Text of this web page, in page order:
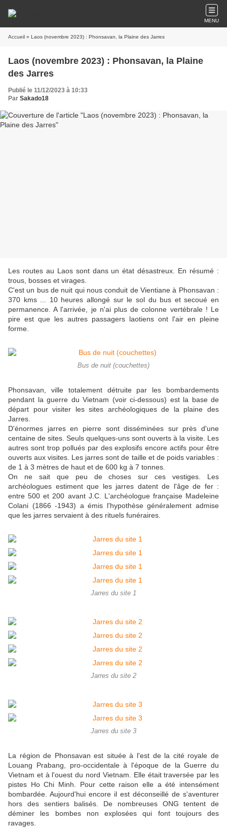
MENU
Accueil » Laos (novembre 2023) : Phonsavan, la Plaine des Jarres
Laos (novembre 2023) : Phonsavan, la Plaine
des Jarres
Publié le 11/12/2023 à 10:33
Par Sakado18
Les routes au Laos sont dans un état désastreux. En résumé :
trous, bosses et virages.
C'est un bus de nuit qui nous conduit de Vientiane à Phonsavan :
370 kms ... 10 heures allongé sur le sol du bus et secoué en
permanence. A l'arrivée, je n'ai plus de colonne vertébrale ! Le
pire est que les autres passagers laotiens ont l'air en pleine
forme.
Bus de nuit (couchettes)
Phonsavan, ville totalement détruite par les bombardements
pendant la guerre du Vietnam (voir ci-dessous) est la base de
départ pour visiter les sites archéologiques de la plaine des
Jarres.
D'énormes jarres en pierre sont disséminées sur près d'une
centaine de sites. Seuls quelques-uns sont ouverts à la visite. Les
autres sont trop pollués par des explosifs encore actifs pour être
ouverts aux visites. Les jarres sont de taille et de poids variables :
de 1 à 3 mètres de haut et de 600 kg à 7 tonnes.
On ne sait que peu de choses sur ces vestiges. Les
archéologues estiment que les jarres datent de l'âge de fer :
entre 500 et 200 avant J.C. L'archéologue française Madeleine
Colani (1866 -1943) a émis l'hypothèse généralement admise
que les jarres servaient à des rituels funéraires.
Jarres du site 1
Jarres du site 2
Jarres du site 3
La région de Phonsavan est située à l'est de la cité royale de
Louang Prabang, pro-occidentale à l'époque de la Guerre du
Vietnam et à l'ouest du nord Vietnam. Elle était traversée par les
pistes Ho Chi Minh. Pour cette raison elle a été intensément
bombardée. Aujourd'hui encore il est déconseillé de s'aventurer
hors des sentiers balisés. De nombreuses ONG tentent de
déminer les bombes non explosées qui font toujours des
ravages.